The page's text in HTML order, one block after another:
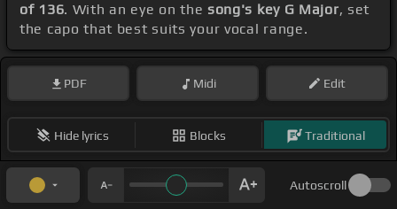
of 136. With an eye on the song's key G Major, set
the capo that best suits your vocal range.
PDF Midi Edit
Hide lyrics Blocks Traditional
Autoscroll